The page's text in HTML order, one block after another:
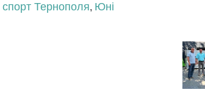
спорт Тернополя, Юні